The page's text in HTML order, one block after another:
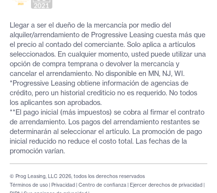
Llegar a ser el dueño de la mercancía por medio del
alquiler/arrendamiento de Progressive Leasing cuesta más que
el precio al contado del comerciante. Solo aplica a artículos
seleccionados. En cualquier momento, usted puede utilizar una
opción de compra temprana o devolver la mercancía y
cancelar el arrendamiento. No disponible en MN, NJ, WI.
*Progressive Leasing obtiene información de agencias de
crédito, pero un historial crediticio no es requerido. No todos
los aplicantes son aprobados.
**El pago inicial (más impuestos) se cobra al firmar el contrato
de arrendamiento. Los pagos del arrendamiento restantes se
determinarán al seleccionar el artículo. La promoción de pago
inicial reducido no reduce el costo total. Las fechas de la
promoción varían.
Términos de uso | Privacidad | Centro de confianza | Ejercer derechos de privacidad |
© Prog Leasing, LLC 2026, todos los derechos reservados